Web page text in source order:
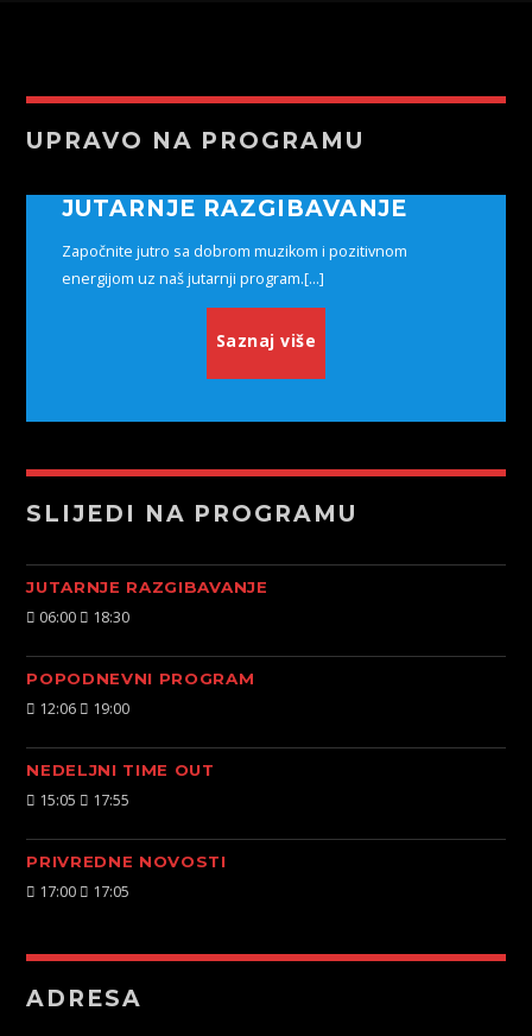
UPRAVO NA PROGRAMU
JUTARNJE RAZGIBAVANJE
Započnite jutro sa dobrom muzikom i pozitivnom
energijom uz naš jutarnji program.[...]
Saznaj više
SLIJEDI NA PROGRAMU
JUTARNJE RAZGIBAVANJE
06:00 18:30
POPODNEVNI PROGRAM
12:06 19:00
NEDELJNI TIME OUT
15:05 17:55
PRIVREDNE NOVOSTI
17:00 17:05
ADRESA